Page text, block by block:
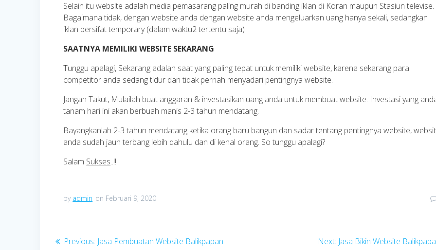
Selain itu website adalah media pemasarang paling murah di banding iklan di Koran maupun Stasiun televise.
Bagaimana tidak, dengan website anda dengan website anda mengeluarkan uang hanya sekali, sedangkan
iklan bersifat temporary (dalam waktu2 tertentu saja)
SAATNYA MEMILIKI WEBSITE SEKARANG
Tunggu apalagi, Sekarang adalah saat yang paling tepat untuk memiliki website, karena sekarang para
competitor anda sedang tidur dan tidak pernah menyadari pentingnya website.
Jangan Takut, Mulailah buat anggaran & investasikan uang anda untuk membuat website. Investasi yang
tanam hari ini akan berbuah manis 2-3 tahun mendatang.
Bayangkanlah 2-3 tahun mendatang ketika orang baru bangun dan sadar tentang pentingnya website,
anda sudah jauh terbang lebih dahulu dan di kenal orang. So tunggu apalagi?
Salam Sukses..!!
by admin on Februari 9, 2020
Navigasi
Previous: Previous
Jasa Pembuatan Website Balikpapan Next: Next
Jasa Bikin Website